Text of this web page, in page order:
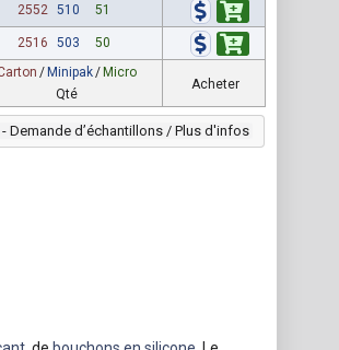
2552 510 51
2516 503 50
/ Minipak/ Micro
Qté
Acheter
- Demande dʼéchantillons / Plus d'infos